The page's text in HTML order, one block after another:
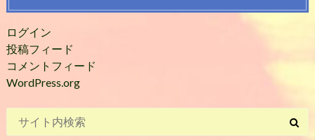
ログイン
投稿フィード
コメントフィード
WordPress.org